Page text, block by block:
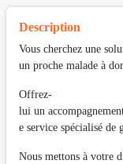
Description
Vous cherchez une
un proche malade à
Offrez-
lui un
e service spécialisé de
Nous mettons à votre